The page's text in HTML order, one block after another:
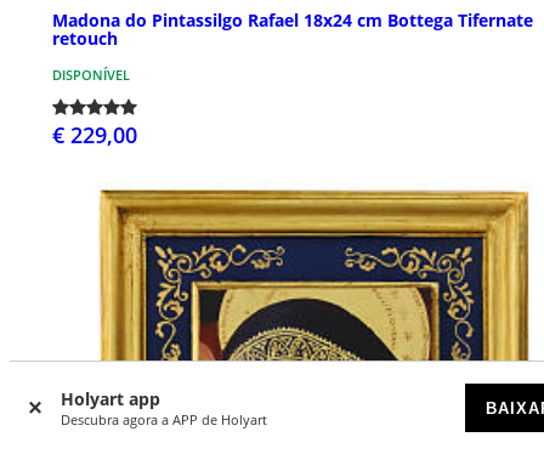
Holyart app
Descubra agora a APP de Holyart
Madona do Pintassilgo Rafael 18x24 cm Bottega Tifernate
retouch
DISPONÍVEL
€ 229,00